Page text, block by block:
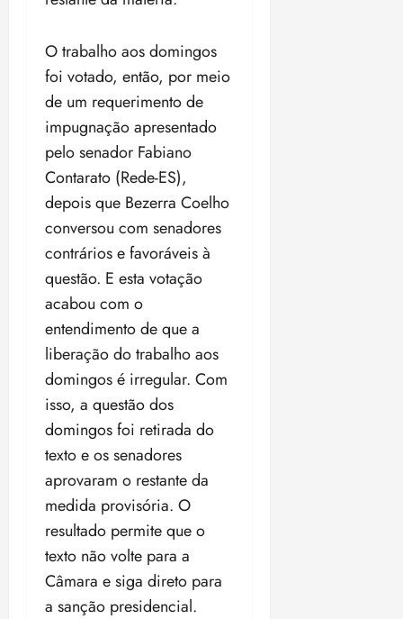
O trabalho aos domingos
foi votado, então, por meio
de um requerimento de
impugnação apresentado
pelo senador Fabiano
Contarato (Rede-ES),
depois que Bezerra Coelho
conversou com senadores
contrários e favoráveis à
questão. E esta votação
acabou com o
entendimento de que a
liberação do trabalho aos
domingos é irregular. Com
isso, a questão dos
domingos foi retirada do
texto e os senadores
aprovaram o restante da
medida provisória. O
resultado permite que o
texto não volte para a
Câmara e siga direto para
a sanção presidencial.